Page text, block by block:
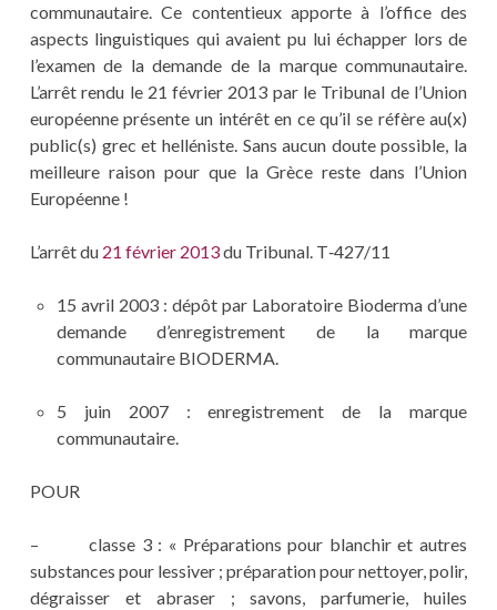
communautaire. Ce contentieux apporte à l’office des
aspects linguistiques qui avaient pu lui échapper lors de
l’examen de la demande de la marque communautaire.
L’arrêt rendu le 21 février 2013 par le Tribunal de l’Union
européenne présente un intérêt en ce qu’il se réfère au(x)
public(s) grec et helléniste. Sans aucun doute possible, la
meilleure raison pour que la Grèce reste dans l’Union
Européenne !
L’arrêt du21 février 2013du Tribunal. T‑427/11
15 avril 2003 : dépôt par Laboratoire Bioderma d’une
demande d’enregistrement de la marque
communautaire BIODERMA.
5 juin 2007 : enregistrement de la marque
communautaire.
POUR
– classe 3 : « Préparations pour blanchir et autres
substances pour lessiver ; préparation pour nettoyer, polir,
dégraisser et abraser ; savons, parfumerie, huiles